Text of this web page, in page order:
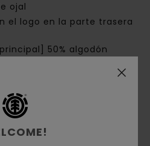
ojal
el logo en la parte trasera
50% algodón